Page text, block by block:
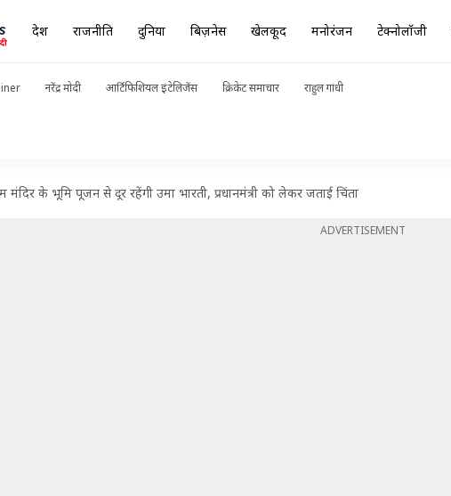
देश राजनीति दुनिया बिज़नेस खेलकूद मनोरंजन टेक्नोलॉजी
नरेंद्र मोदी आर्टिफिशियल इंटेलिजेंस क्रिकेट समाचार राहुल गांधी
मंदिर के भूमि पूजन से दूर रहेंगी उमा भारती, प्रधानमंत्री को लेकर जताई चिंता
ADVERTISEMENT